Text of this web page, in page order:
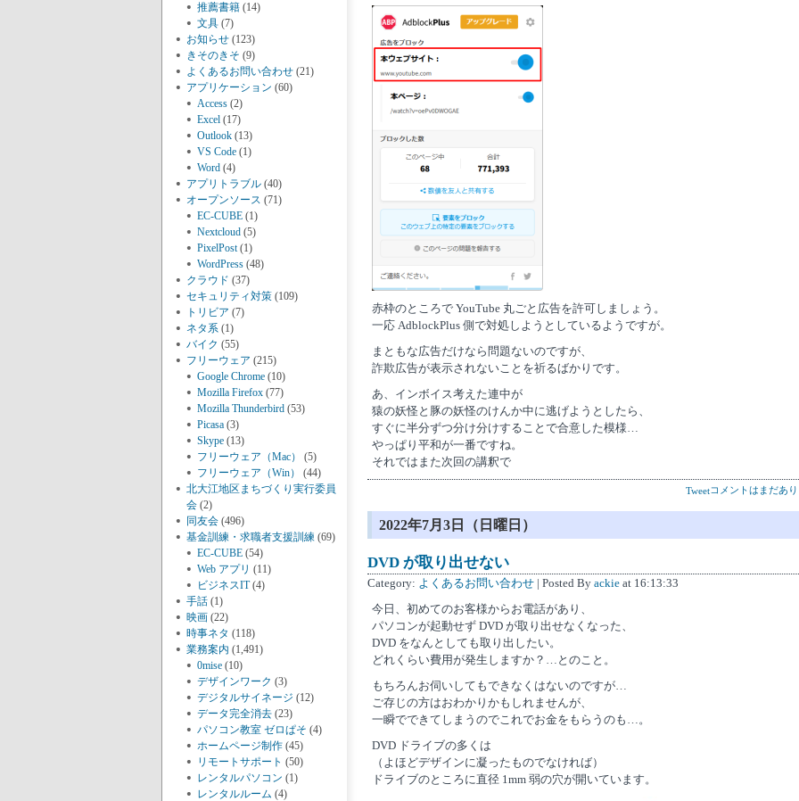
推薦書籍 (14)
文具 (7)
お知らせ (123)
きそのきそ (9)
よくあるお問い合わせ (21)
アプリケーション (60)
Access (2)
Excel (17)
Outlook (13)
VS Code (1)
Word (4)
アプリトラブル (40)
オープンソース (71)
EC-CUBE (1)
Nextcloud (5)
PixelPost(1)
WordPress (48)
クラウド (37)
セキュリティ対策 (109)
トリビア (7)
ネタ系 (1)
バイク (55)
フリーウェア (215)
Google Chrome (10)
Mozilla Firefox (77)
Mozilla Thunderbird (53)
Picasa (3)
Skype (13)
フリーウェア（Mac）
(5)
フリーウェア（Win）
(44)
北大江地区まちづくり実行委員
会 (2)
同友会 (496)
基金訓練・求職者支援訓練 (69)
EC-CUBE (54)
Web アプリ (11)
ビジネスIT(4)
手話 (1)
映画 (22)
時事ネタ (118)
業務案内 (1,491)
0mise (10)
デザインワーク (3)
デジタルサイネージ (12)
データ完全消去 (23)
パソコン教室 ゼロぱそ (4)
ホームページ制作 (45)
リモートサポート (50)
レンタルパソコン (1)
レンタルルーム (4)
赤枠のところで YouTube 丸ごと広告を許可しましょう。
一応 AdblockPlus 側で対処しようとしているようですが。
まともな広告だけなら問題ないのですが、
詐欺広告が表示されないことを祈るばかりです。
あ、インボイス考えた連中が
猿の妖怪と豚の妖怪のけんか中に逃げようとしたら、
すぐに半分ずつ分け分けすることで合意した模様…
やっぱり平和が一番ですね。
それではまた次回の講釈で
Tweetコメントはまだあ
2022年7月3日（日曜日）
DVD が取り出せない
Category: よくあるお問い合わせ | Posted By ackie at 16:13:33
今日、初めてのお客様からお電話があり、
パソコンが起動せず DVD が取り出せなくなった、
DVD をなんとしても取り出したい。
どれくらい費用が発生しますか？…とのこと。
もちろんお伺いしてもできなくはないのですが…
ご存じの方はおわかりかもしれませんが、
一瞬でできてしまうのでこれでお金をもらうのも…。
DVD ドライブの多くは
（よほどデザインに凝ったものでなければ）
ドライブのところに直径 1mm 弱の穴が開いています。